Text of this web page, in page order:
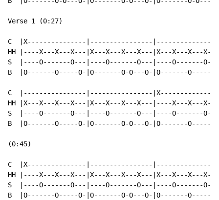
Verse 1 (0:27)
C  |X---------------|----------------
HH |----X---X---X---|X---X---X---X---|X---X---X---
S  |----O-------O---|----O-------O---|----O-------
B  |O-------O-----O-|O-------O-O---O-|O-------O-----
C  |----------------|----------------|X---------------
HH |X---X---X---X---|X---X---X---X---|----X---X---
S  |----O-------O---|----O-------O---|----O-------O---
B  |O-------O-----O-|O-------O-O---O-|O-------
(0:45)
C  |X---------------|----------------
HH |----X---X---X---|X---X---X---X---|X---X---X---
S  |----O-------O---|----O-------O---|----O-------
B  |O-------O-----O-|O-------O-O---O-|O-------O-----